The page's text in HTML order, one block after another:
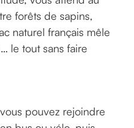
forêts de sapins,
naturel français mêle
le tout sans faire
pouvez rejoindre